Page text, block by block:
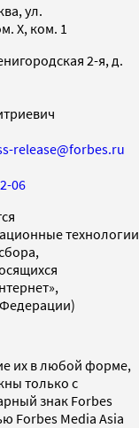
ул.
X, ком. 1
2-я, д.
release@forbes.ru
06
технологии
их в любой форме,
только с
знак Forbes
Forbes Media Asia